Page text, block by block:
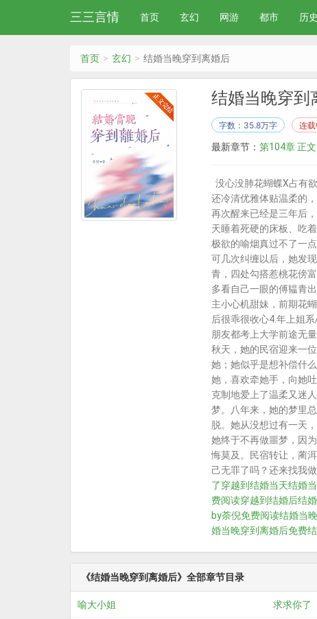
三三言情 首页 玄幻 网游 都市 历史
首页 玄幻 结婚当晚穿到离婚后
结婚当晚穿到
字数：35.8万字 连载
最新章节： 第104章 正
没心没肺花蝴蝶X占有
还冷清优雅体贴温柔的
再次醒来已经是三年后
天睡着死硬的床板、吃
极欲的喻烟真过不了一
可几次纠缠以后，她发
青，四处勾搭惹桃花傍
多看自己一眼的傅韫青
主小心机甜妹，前期花
后很乖很收心4.年上姐
朋友都考上大学前途无
秋天，她的民宿迎来一
她；她似乎是想补偿什
她，喜欢牵她手，向她
克制地爱上了温柔又迷
梦。八年来，她的梦里
脱。她从没想过有一天
她终于不再做噩梦，因
悔莫及。民宿转让，蔺
己无罪了吗？还来找我
了穿越到结婚当天结婚
费阅读穿越到结婚后结
by荼倪免费阅读结婚当
婚当晚穿到离婚后免费
《结婚当晚穿到离婚后》全部章节目录
喻大小姐 求求你了